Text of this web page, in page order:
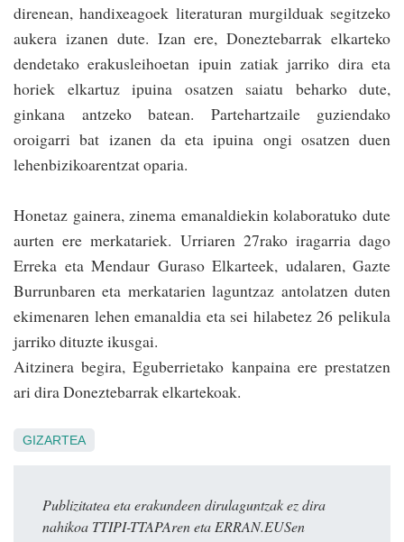
direnean, handixeagoek literaturan murgilduak segitzeko
aukera izanen dute. Izan ere, Doneztebarrak elkarteko
dendetako erakusleihoetan ipuin zatiak jarriko dira eta
horiek elkartuz ipuina osatzen saiatu beharko dute,
ginkana an­tzeko batean. Partehartzaile guziendako
oroigarri bat izanen da eta ipuina ongi osatzen duen
lehenbizikoaren­tzat oparia.
Honetaz gainera, zinema emanaldiekin kolaboratuko dute
aurten ere merkatariek. Urriaren 27rako iragarria dago
Erreka eta Mendaur Guraso Elkarteek, udalaren, Gazte
Burrunbaren eta merkatarien la­gun­tzaz antolatzen duten
ekimenaren lehen emanaldia eta sei hilabetez 26 pelikula
jarriko dituzte ikusgai.
Aitzinera begira, Eguberrietako kanpaina ere prestatzen
ari dira Doneztebarrak elkartekoak.
GIZARTEA
Publizitatea eta erakundeen dirulaguntzak ez dira
nahikoa TTIPI-TTAPAren eta ERRAN.EUSen